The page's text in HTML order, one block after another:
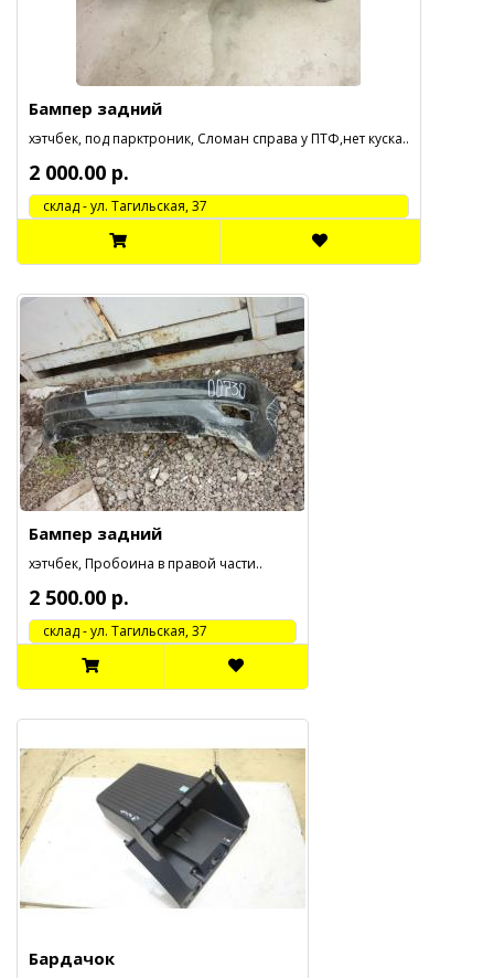
Бампер задний
хэтчбек, под парктроник, Сломан справа у ПТФ,нет куска..
2 000.00 р.
cклад - ул. Тагильская, 37
Бампер задний
хэтчбек, Пробоина в правой части..
2 500.00 р.
cклад - ул. Тагильская, 37
Бардачок